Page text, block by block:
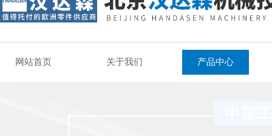
网站首页 关于我们 产品中心